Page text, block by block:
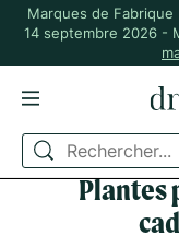
Marques de Fabrique
14 septembre 2026 -
Plantes